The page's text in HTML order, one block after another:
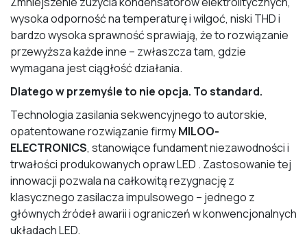
wysoka odporność na temperaturę i wilgoć, niski THD i
bardzo wysoka sprawność sprawiają, że to rozwiązanie
przewyższa każde inne – zwłaszcza tam, gdzie
wymagana jest ciągłość działania.
Dlatego w przemyśle to nie opcja. To standard.
Technologia zasilania sekwencyjnego to autorskie,
opatentowane rozwiązanie firmyMILOO-
ELECTRONICS, stanowiące fundament niezawodności i
trwałości produkowanych opraw LED . Zastosowanie tej
innowacji pozwala na całkowitą rezygnację z
klasycznego zasilacza impulsowego – jednego z
głównych źródeł awarii i ograniczeń w konwencjonalnych
układach LED.